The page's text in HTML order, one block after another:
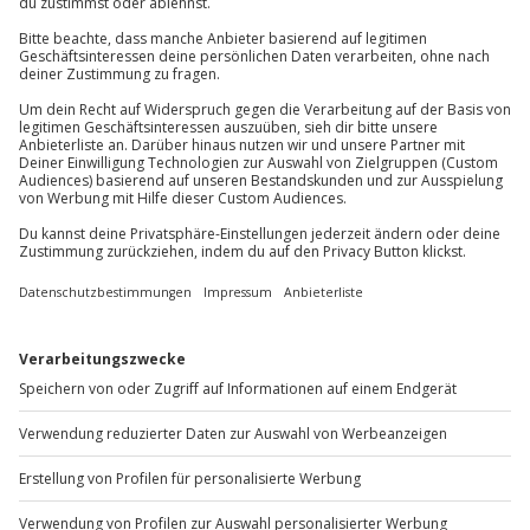
Gutschein gültig für 2 Personen
Gruppengröße: 6-12 Personen
Jochen SchweizerGmbH
Mühldorfstraße 8
81671 München
Du erreichst uns telefonisch zu folgenden Zeiten,
außer an bundesweiten Feiertagen:
Mo-Fr: 8-20 Uhr | Sa: 10-16 Uhr
Du möchtest als Firma bestellen?
+49 89 / 60 60 89 700
Mo-Fr: 9-17 Uhr
b2b@jochen-schweizer.de